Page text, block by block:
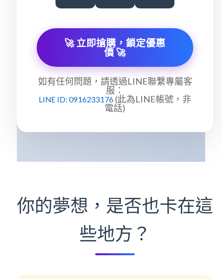
🚀 立即搶購，鎖定優惠
價 🚀
如有任何問題，請透過LINE聯繫專屬客
服：
LINE ID: 0916233176 (此為LINE帳號，非
電話)
你的夢想，是否也卡在這
些地方？